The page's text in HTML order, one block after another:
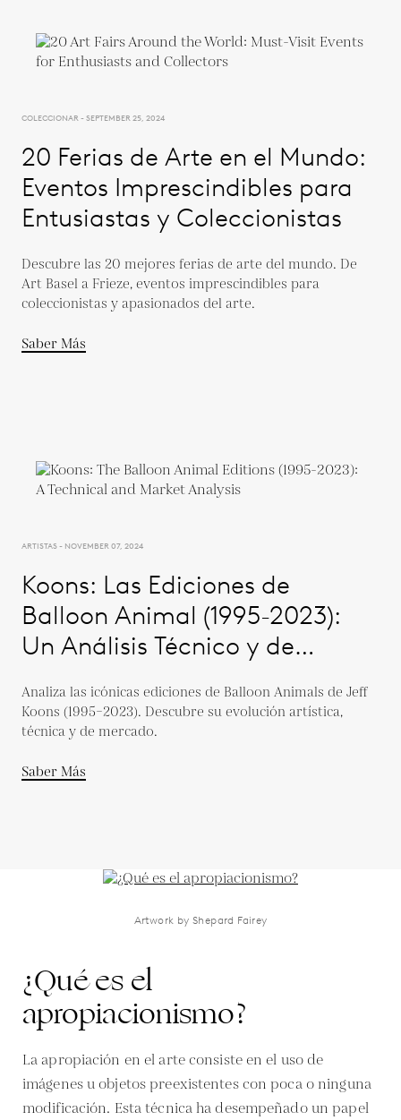
COLECCIONAR - SEPTEMBER 25, 2024
20 Ferias de Arte en el Mundo:
Eventos Imprescindibles para
Entusiastas y Coleccionistas
Descubre las 20 mejores ferias de arte del mundo. De
Art Basel a Frieze, eventos imprescindibles para
coleccionistas y apasionados del arte.
Saber Más
ARTISTAS - NOVEMBER 07, 2024
Koons: Las Ediciones de
Balloon Animal (1995-2023):
Un Análisis Técnico y de
Analiza las icónicas ediciones de Balloon Animals de Jeff
Koons (1995–2023). Descubre su evolución artística,
técnica y de mercado.
Saber Más
Artwork by Shepard Fairey
¿Qué es el
apropiacionismo?
La apropiación en el arte consiste en el uso de
imágenes u objetos preexistentes con poca o ninguna
modificación. Esta técnica ha desempeñado un papel